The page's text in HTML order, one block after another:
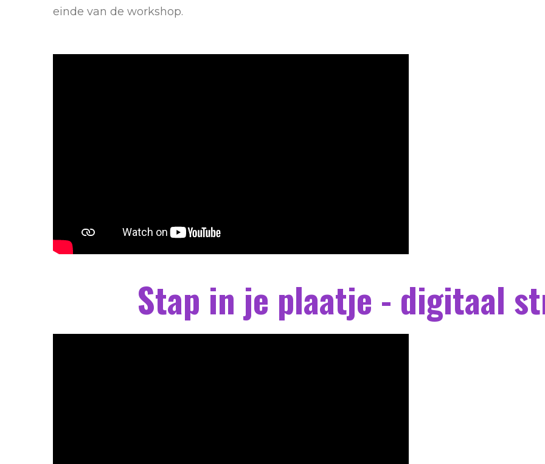
einde van de workshop.
Stap in je plaatje - digitaal